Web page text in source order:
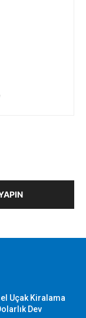
Uçak Kiralama
Dev